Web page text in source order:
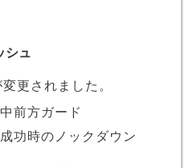
シュ
更されました。
前方ガード
功時のノックダウン